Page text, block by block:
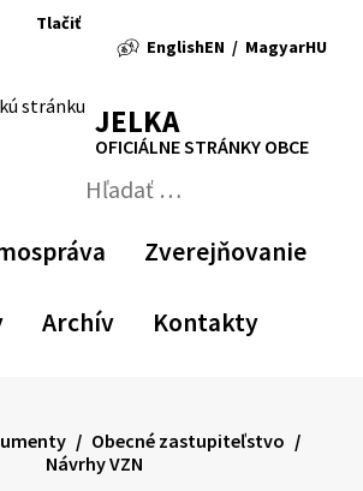
Tlačiť
veľkosťpôvodnú
veľkosť
písma
veľkosť
písma
EnglishEN
English
/ MagyarHU
Magyar
JELKA
OFICIÁLNE STRÁNKY OBCE
Zverejňovanie
Archív Kontakty
Hľadať:
formulár
Obecné zastupiteľstvo
Návrhy VZN